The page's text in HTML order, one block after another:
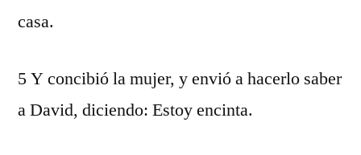
casa.
5 Y concibió la mujer, y envió a hacerlo saber
a David, diciendo: Estoy encinta.